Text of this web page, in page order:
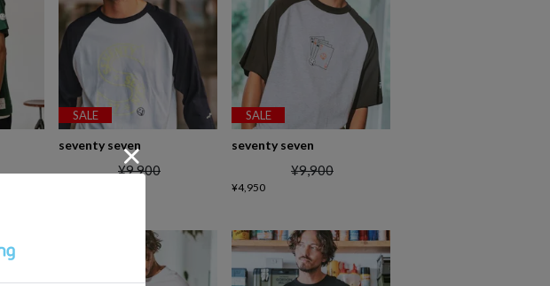
SALE
seventy seven
¥9,900
SALE
seventy seven
¥9,900
¥4,950